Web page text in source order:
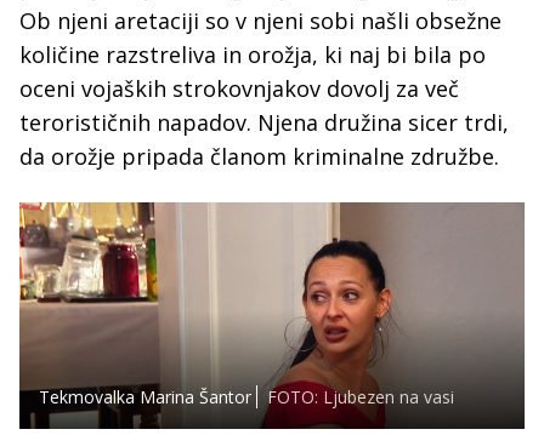
Ob njeni aretaciji so v njeni sobi našli obsežne
količine razstreliva in orožja, ki naj bi bila po
oceni vojaških strokovnjakov dovolj za več
terorističnih napadov. Njena družina sicer trdi,
da orožje pripada članom kriminalne združbe.
Tekmovalka Marina Šantor FOTO: Ljubezen na vasi